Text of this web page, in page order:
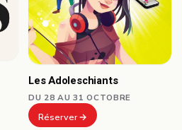
Les Adoleschiants
DU 28 AU 31 OCTOBRE
Réserver